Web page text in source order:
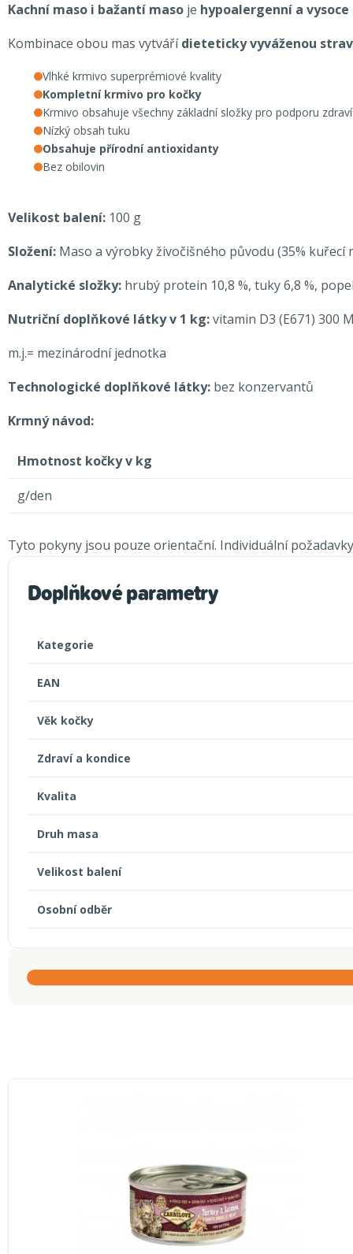
Kachní maso i bažantí maso je hypoalergenní a
Kombinace obou mas vytváří dieteticky vyváženou
Vlhké krmivo superprémiové kvality
Kompletní krmivo pro kočky
Krmivo obsahuje všechny základní složky pro podporu
Nízký obsah tuku
Obsahuje přírodní antioxidanty
Bez obilovin
Velikost balení: 100 g
Složení: Maso a výrobky živočišného původu (35% kuřecí
Analytické složky: hrubý protein 10,8 %, tuky 6,8 %,
Nutriční doplňkové látky v 1 kg:vitamin D3 (E671) 300
m.j.= mezinárodní jednotka
Technologické doplňkové látky: bez konzervantů
Krmný návod:
Hmotnost kočky v kg
g/den
Tyto pokyny jsou pouze orientační. Individuální
Doplňkové parametry
Kategorie
EAN
Věk kočky
Zdraví a kondice
Kvalita
Druh masa
Velikost balení
Osobní odběr